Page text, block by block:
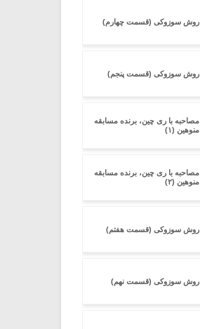
روش سوزوکی (قسمت چهارم)
روش سوزوکی (قسمت پنجم)
مصاحبه با ری چین، برنده مسابقه
منوهین (۱)
مصاحبه با ری چین، برنده مسابقه
منوهین (۲)
روش سوزوکی (قسمت هفتم)
روش سوزوکی (قسمت نهم)